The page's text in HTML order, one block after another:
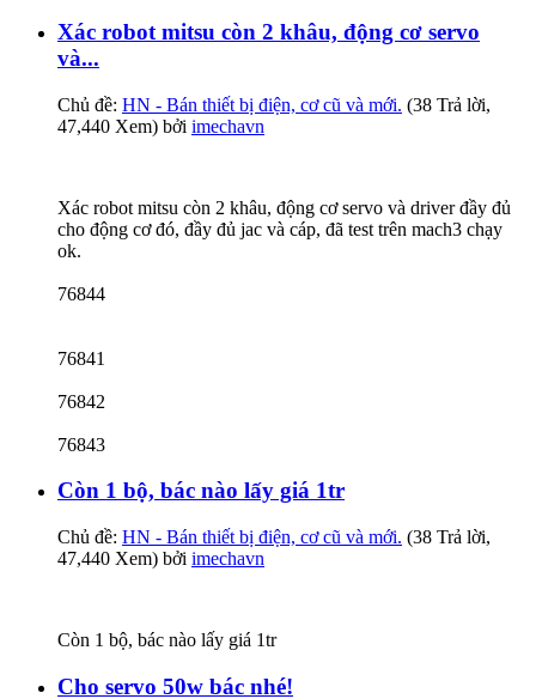
Xác robot mitsu còn 2 khâu, động cơ servo
và...
Chủ đề: HN - Bán thiết bị điện, cơ cũ và mới. (38 Trả lời,
47,440 Xem) bởi imechavn
Xác robot mitsu còn 2 khâu, động cơ servo và driver đầy đủ
cho động cơ đó, đầy đủ jac và cáp, đã test trên mach3 chạy
ok.
76844
76841
76842
76843
Còn 1 bộ, bác nào lấy giá 1tr
Chủ đề: HN - Bán thiết bị điện, cơ cũ và mới. (38 Trả lời,
47,440 Xem) bởi imechavn
Còn 1 bộ, bác nào lấy giá 1tr
Cho servo 50w bác nhé!